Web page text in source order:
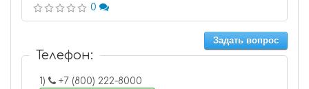
0
Задать вопрос
Телефон:
1)
+7 (800) 222-8000